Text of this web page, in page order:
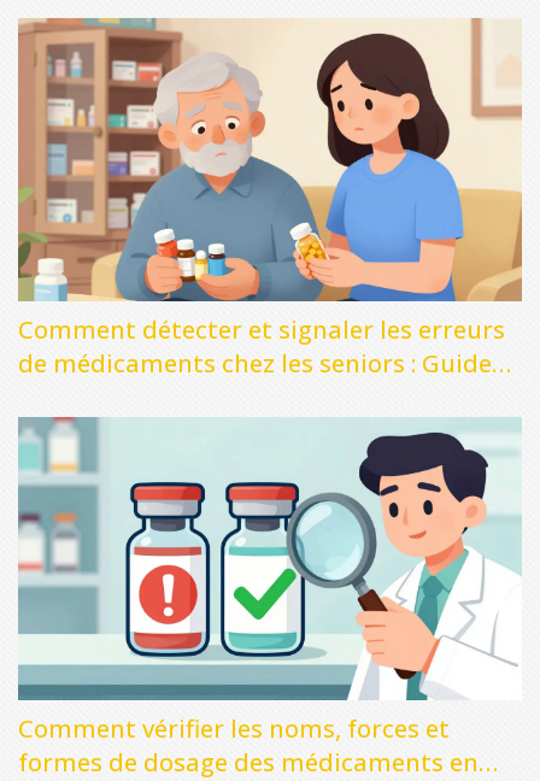
Comment détecter et signaler les erreurs
de médicaments chez les seniors : Guide
Comment vérifier les noms, forces et
formes de dosage des médicaments en